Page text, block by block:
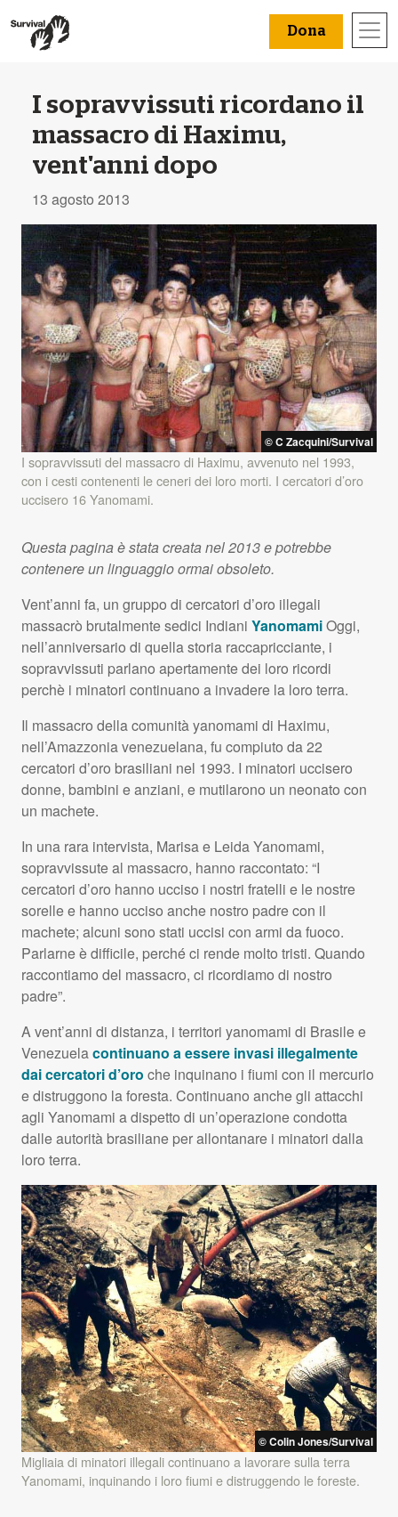
Dona
I sopravvissuti ricordano il
massacro di Haximu,
vent'anni dopo
13 agosto 2013
© C Zacquini/Survival
I sopravvissuti del massacro di Haximu, avvenuto nel 1993,
con i cesti contenenti le ceneri dei loro morti. I cercatori d’oro
uccisero 16 Yanomami.
Questa pagina è stata creata nel 2013 e potrebbe
contenere un linguaggio ormai obsoleto.
Vent’anni fa, un gruppo di cercatori d’oro illegali
massacrò brutalmente sedici Indiani YanomamiOggi,
nell’anniversario di quella storia raccapricciante, i
sopravvissuti parlano apertamente dei loro ricordi
perchè i minatori continuano a invadere la loro terra.
Il massacro della comunità yanomami di Haximu,
nell’Amazzonia venezuelana, fu compiuto da 22
cercatori d’oro brasiliani nel 1993. I minatori uccisero
donne, bambini e anziani, e mutilarono un neonato con
un machete.
In una rara intervista, Marisa e Leida Yanomami,
sopravvissute al massacro, hanno raccontato: “I
cercatori d’oro hanno ucciso i nostri fratelli e le nostre
sorelle e hanno ucciso anche nostro padre con il
machete; alcuni sono stati uccisi con armi da fuoco.
Parlarne è difficile, perché ci rende molto tristi. Quando
raccontiamo del massacro, ci ricordiamo di nostro
padre”.
A vent’anni di distanza, i territori yanomami di Brasile e
Venezuelacontinuano a essere invasi illegalmente
dai cercatori d’oro che inquinano i fiumi con il mercurio
e distruggono la foresta. Continuano anche gli attacchi
agli Yanomami a dispetto di un’operazione condotta
dalle autorità brasiliane per allontanare i minatori dalla
loro terra.
© Colin Jones/Survival
Migliaia di minatori illegali continuano a lavorare sulla terra
Yanomami, inquinando i loro fiumi e distruggendo le foreste.